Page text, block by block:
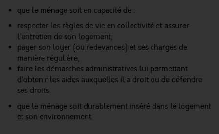
que le ménage soit en capacité de :
respecter les règles de vie en collectivité et assurer
l'entretien de son logement,
payer son loyer (ou redevances) et ses charges de
manière régulière,
faire les démarches administratives lui permettant
d'obtenir les aides auxquelles il a droit ou de défendre
ses droits.
que le ménage soit durablement inséré dans le logement
et son environnement.